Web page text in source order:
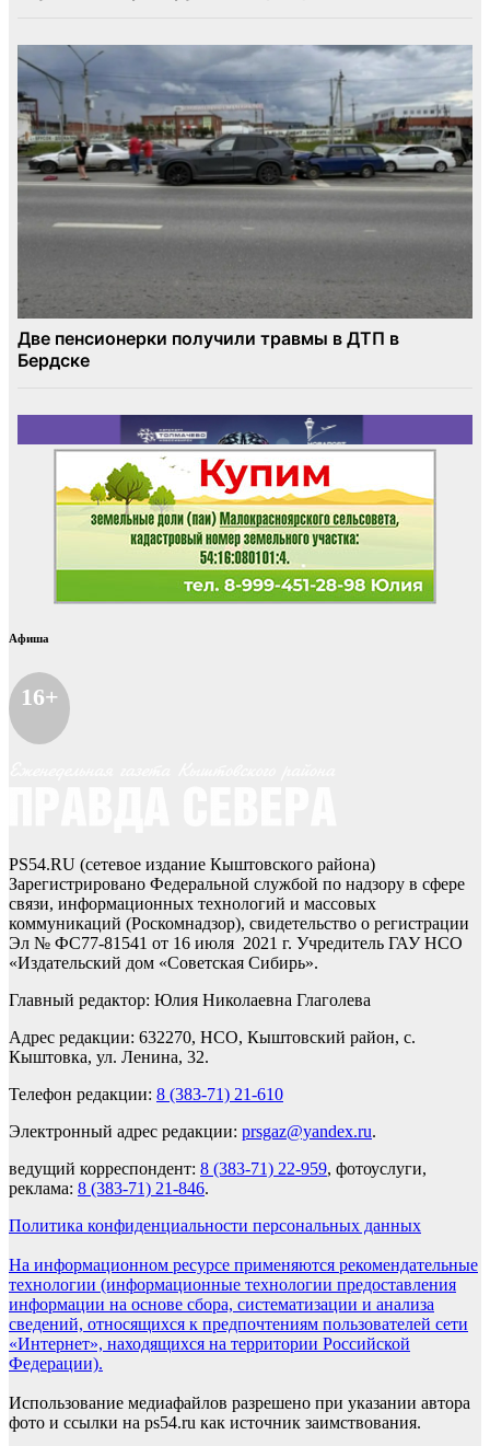
Афиша
16+
PS54.RU (сетевое издание Кыштовского района)
Зарегистрировано Федеральной службой по надзору в сфере
связи, информационных технологий и массовых
коммуникаций (Роскомнадзор), свидетельство о регистрации
Эл № ФС77-81541 от 16 июля 2021 г. Учредитель ГАУ НСО
«Издательский дом «Советская Сибирь».
Главный редактор: Юлия Николаевна Глаголева
Адрес редакции: 632270, НСО, Кыштовский район, с.
Кыштовка, ул. Ленина, 32.
Телефон редакции: 8 (383-71) 21-610
Электронный адрес редакции: prsgaz@yandex.ru.
ведущий корреспондент: 8 (383-71) 22-959, фотоуслуги,
реклама: 8 (383-71) 21-846.
Политика конфиденциальности персональных данных
На информационном ресурсе применяются рекомендательные
технологии (информационные технологии предоставления
информации на основе сбора, систематизации и анализа
сведений, относящихся к предпочтениям пользователей сети
«Интернет», находящихся на территории Российской
Федерации).
Использование медиафайлов разрешено при указании автора
фото и ссылки на ps54.ru как источник заимствования.